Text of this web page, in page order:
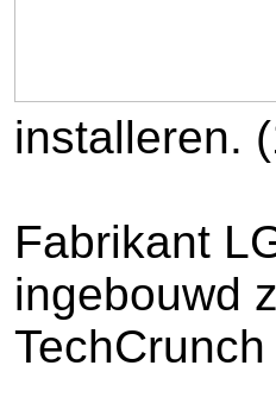
installeren.
Fabrikant
ingebouwd